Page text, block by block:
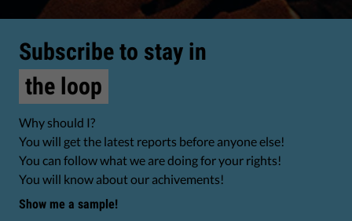
Subscribe to stay in
the loop
Why should I?
You will get the latest reports before anyone else!
You can follow what we are doing for your rights!
You will know about our achivements!
Show me a sample!